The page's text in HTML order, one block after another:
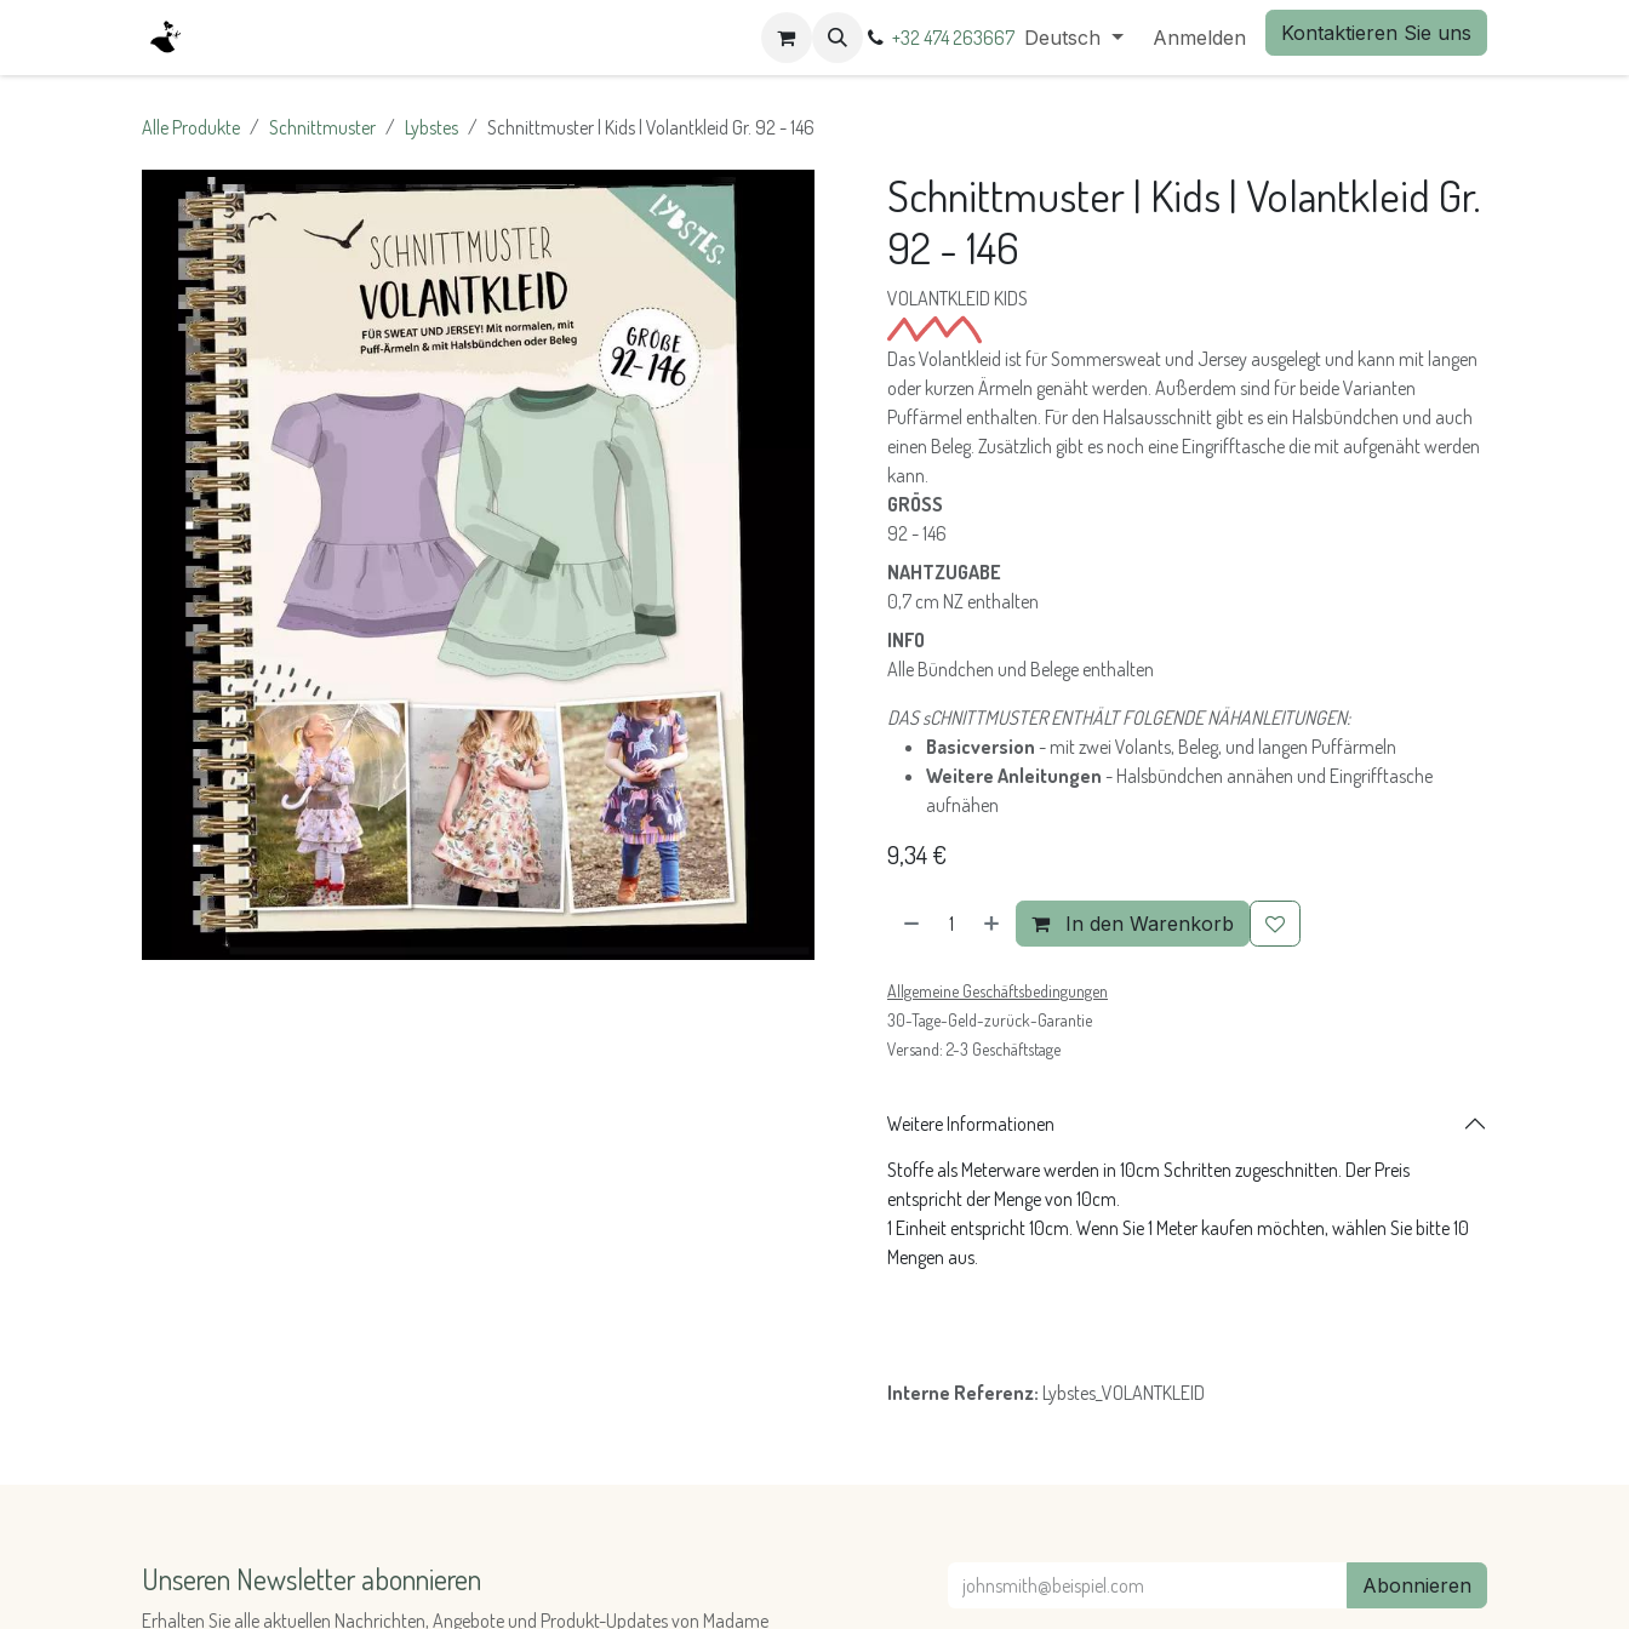
+32 474 263667 Deutsch Anmelden Kontaktieren Sie uns
Alle Produkte Schnittmuster Lybstes Schnittmuster | Kids | Volantkleid Gr. 92 - 146
Schnittmuster | Kids | Volantkleid Gr.
92 - 146
VOLANTKLEID KIDS
Das Volantkleid ist für Sommersweat und Jersey ausgelegt und kann mit langen
oder kurzen Ärmeln genäht werden. Außerdem sind für beide Varianten
Puffärmel enthalten. Für den Halsausschnitt gibt es ein Halsbündchen und auch
einen Beleg. Zusätzlich gibt es noch eine Eingrifftasche die mit aufgenäht werden
kann.
GRÖSS
92 - 146
NAHTZUGABE
0,7 cm NZ enthalten
INFO
Alle Bündchen und Belege enthalten
DAS sCHNITTMUSTER ENTHÄLT FOLGENDE NÄHANLEITUNGEN:
Basicversion - mit zwei Volants, Beleg, und langen Puffärmeln
Weitere Anleitungen - Halsbündchen annähen und Eingrifftasche
aufnähen
9,34€
In den Warenkorb
Allgemeine Geschäftsbedingungen
30-Tage-Geld-zurück-Garantie
Versand: 2-3 Geschäftstage
Weitere Informationen
Stoffe als Meterware werden in 10cm Schritten zugeschnitten. Der Preis
entspricht der Menge von 10cm.
1 Einheit entspricht 10cm. Wenn Sie 1 Meter kaufen möchten, wählen Sie bitte 10
Mengen aus.
Interne Referenz: Lybstes_VOLANTKLEID
Unseren Newsletter abonnieren
Erhalten Sie alle aktuellen Nachrichten, Angebote und Produkt-Updates von Madame
Abonnieren